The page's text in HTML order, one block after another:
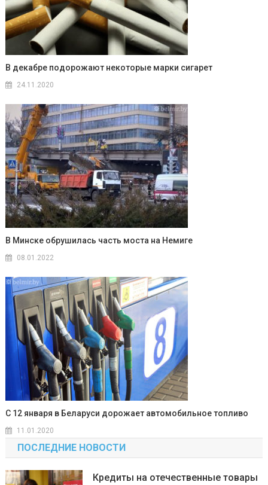
В декабре подорожают некоторые марки сигарет
24.11.2020
В Минске обрушилась часть моста на Немиге
08.01.2022
С 12 января в Беларуси дорожает автомобильное топливо
11.01.2020
ПОСЛЕДНИЕ НОВОСТИ
Кредиты на отечественные товары